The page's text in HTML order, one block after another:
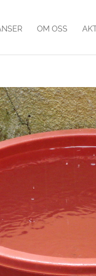
OM OSS